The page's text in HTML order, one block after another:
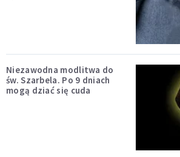
Niezawodna modlitwa do
św. Szarbela. Po 9 dniach
mogą dziać się cuda